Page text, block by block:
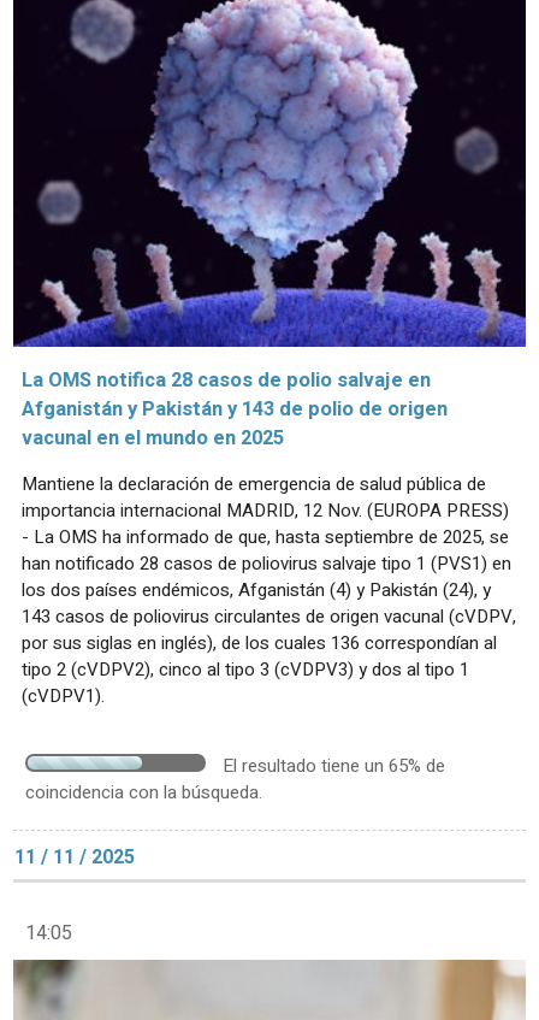
La OMS notifica 28 casos de polio salvaje en
Afganistán y Pakistán y 143 de polio de origen
vacunal en el mundo en 2025
Mantiene la declaración de emergencia de salud pública de
importancia internacional MADRID, 12 Nov. (EUROPA PRESS)
- La OMS ha informado de que, hasta septiembre de 2025, se
han notificado 28 casos de poliovirus salvaje tipo 1 (PVS1) en
los dos países endémicos, Afganistán (4) y Pakistán (24), y
143 casos de poliovirus circulantes de origen vacunal (cVDPV,
por sus siglas en inglés), de los cuales 136 correspondían al
tipo 2 (cVDPV2), cinco al tipo 3 (cVDPV3) y dos al tipo 1
(cVDPV1).
El resultado tiene un 65% de
coincidencia con la búsqueda.
11 / 11 / 2025
14:05